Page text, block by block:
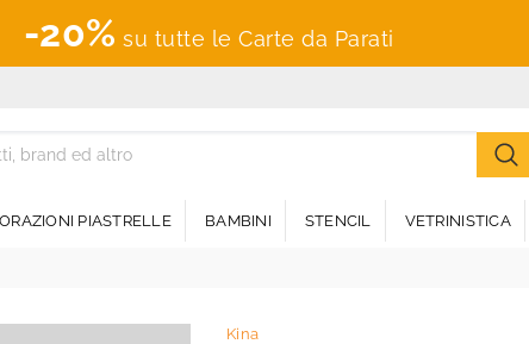
-20% su tutte le Carte da Parati
PIASTRELLE BAMBINI STENCIL VETRINISTICA
Kina